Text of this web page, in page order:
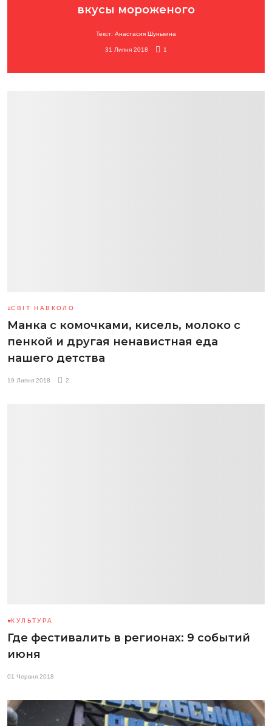
вкусы мороженого
Текст: Анастасия Шунькина
31 Липня 2018 1
СВІТ НАВКОЛО
Манка с комочками, кисель, молоко с
пенкой и другая ненавистная еда
нашего детства
19 Липня 2018 2
КУЛЬТУРА
Где фестивалить в регионах: 9 событий
июня
01 Червня 2018